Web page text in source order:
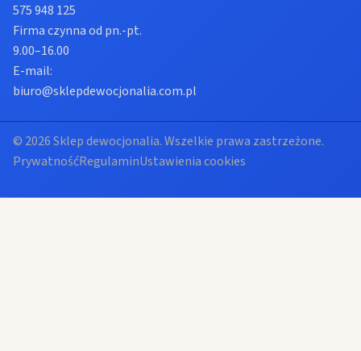
575 948 125
Firma czynna od pn.-pt.
9.00–16.00
E-mail:
biuro@sklepdewocjonalia.com.pl
© 2026 Sklep dewocjonalia. Wszelkie prawa zastrzeżone.
PrywatnośćRegulaminUstawienia cookies